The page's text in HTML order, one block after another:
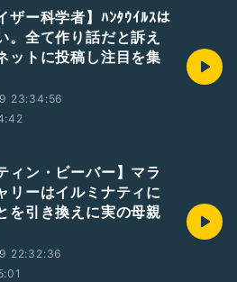
ザー科学者】ﾊﾝﾀｳｲﾙｽは
。全て作り話だと訴え
ットに投稿し注目を集
23:34:56
ィン・ビーバー】マラ
リーはイルミナティに
を引き換えに実の母親
22:32:36